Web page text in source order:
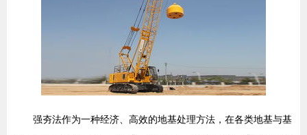
强夯法作为一种经济、高效的地基处理方法，在各类地基与基